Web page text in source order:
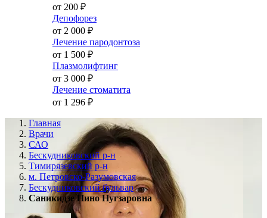
от 200 ₽
Депофорез
от 2 000 ₽
Лечение пародонтоза
от 1 500 ₽
Плазмолифтинг
от 3 000 ₽
Лечение стоматита
от 1 296 ₽
Главная
Врачи
САО
Бескудниковский р-н
Тимирязевский р-н
м. Петровско-Разумовская
Бескудниковский бульвар
Саникидзе Нино Нугзаровна